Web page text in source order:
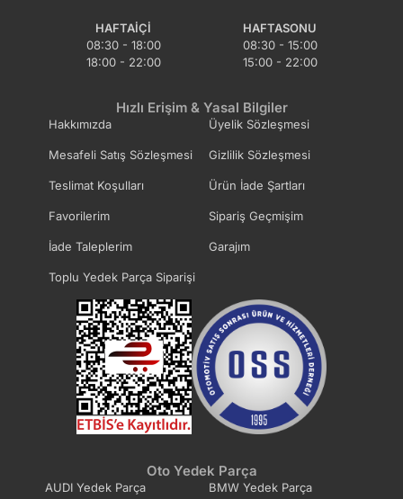
HAFTAIÇI
08:30 - 18:00
18:00 - 22:00
HAFTASONU
08:30 - 15:00
15:00 - 22:00
Hızlı Erişim & Yasal Bilgiler
Hakkımızda Üyelik Sözleşmesi
Mesafeli Satış Sözleşmesi Gizlilik Sözleşmesi
Teslimat Koşulları Ürün İade Şartları
Favorilerim Sipariş Geçmişim
İade Taleplerim Garajım
Toplu Yedek Parça Siparişi
Oto Yedek Parça
AUDI Yedek Parça BMW Yedek Parça